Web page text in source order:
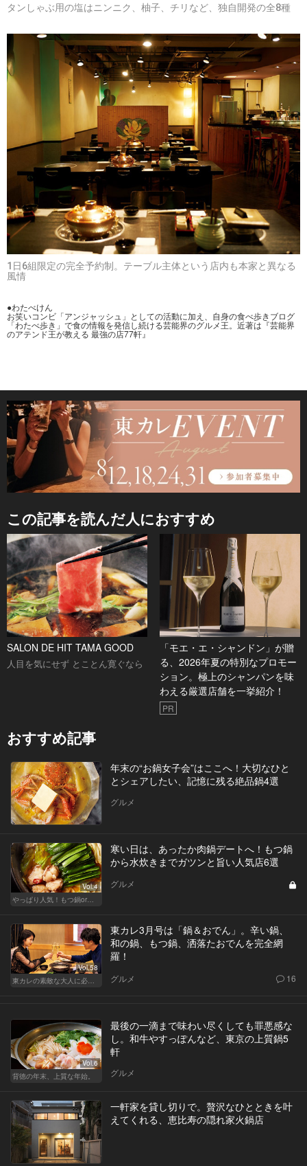
タンしゃぶ用の塩はニンニク、柚子、チリなど、独自開発の全8種
1日6組限定の完全予約制。テーブル主体という店内も本家と異なる
風情
●わたべけん
お笑いコンビ「アンジャッシュ」としての活動に加え、自身の食べ歩きブログ
「わたべ歩き」で食の情報を発信し続ける芸能界のグルメ王。近著は『芸能界
のアテンド王が教える 最強の店77軒』
この記事を読んだ人におすすめ
SALON DE HIT TAMA GOOD
人目を気にせず とことん寛ぐなら
「モエ・エ・シャンドン」が贈
る、2026年夏の特別なプロモー
ション。極上のシャンパンを味
わえる厳選店舗を一挙紹介！
PR
おすすめ記事
年末の“お鍋女子会”はここへ！大切なひと
とシェアしたい、記憶に残る絶品鍋4選
グルメ
Vol.4
寒い日は、あったか肉鍋デートへ！もつ鍋
から水炊きまでガツンと旨い人気店6選
グルメ
Vol.58
東カレ3月号は「鍋＆おでん」。辛い鍋、
和の鍋、もつ鍋、洒落たおでんを完全網
羅！
グルメ 16
Vol.6
背徳の年末、上質な年始。
最後の一滴まで味わい尽くしても罪悪感な
し。和牛やすっぽんなど、東京の上質鍋5
軒
グルメ
一軒家を貸し切りで。贅沢なひとときを叶
えてくれる、恵比寿の隠れ家火鍋店